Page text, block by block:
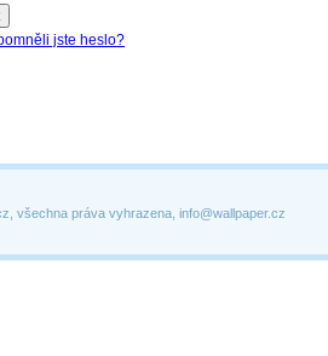
všechna práva vyhrazena, info@wallpaper.cz